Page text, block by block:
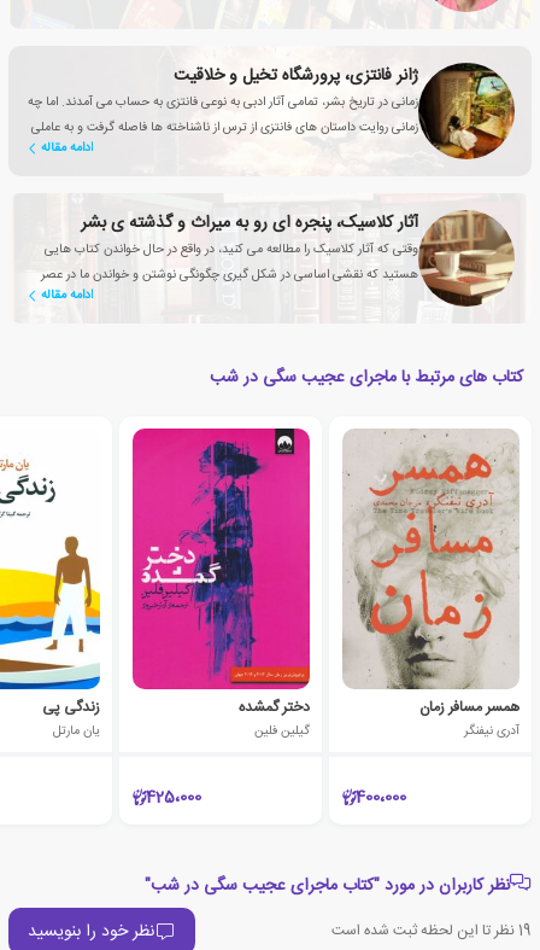
ژانر فانتزی، پرورشگاه تخیل و خلاقیت
زمانی در تاریخ بشر، تمامی آثار ادبی به نوعی فانتزی به حساب می آمدند. اما چه
زمانی روایت داستان های فانتزی از ترس از ناشناخته ها فاصله گرفت و به عاملی
ادامه مقاله
آثار کلاسیک، پنجره ای رو به میراث و گذشته ی بشر
وقتی که آثار کلاسیک را مطالعه می کنید، در واقع در حال خواندن کتاب هایی
هستید که نقشی اساسی در شکل گیری چگونگی نوشتن و خواندن ما در عصر
ادامه مقاله
کتاب های مرتبط با ماجرای عجیب سگی در شب
همسر مسافر زمان
آدری نیفنگر
400،000
دختر گمشده
گیلین فلین
425،000
زندگی پی
یان مارتل
نظر کاربران در مورد "کتاب ماجرای عجیب سگی در شب"
19نظر تا این لحظه ثبت شده است نظر خود را بنویسید